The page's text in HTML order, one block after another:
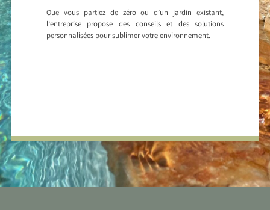
Que vous partiez de zéro ou d’un jardin existant,
l’entreprise propose des conseils et des solutions
personnalisées pour sublimer votre environnement.